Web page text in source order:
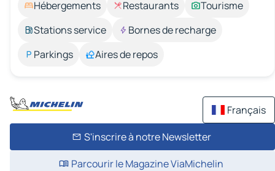
Hébergements Restaurants
Tourisme
Stations service
Bornes de recharge
Parkings
Aires de repos
Français
S'inscrire à notre Newsletter
Parcourir le Magazine ViaMichelin